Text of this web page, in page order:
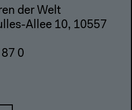
der Welt
Allee 10, 10557
0